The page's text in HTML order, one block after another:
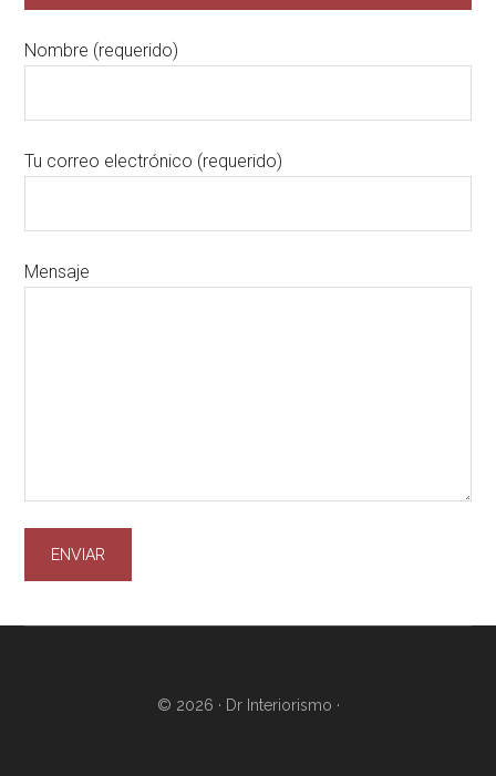
Nombre (requerido)
Tu correo electrónico (requerido)
Mensaje
© 2026 · Dr Interiorismo ·